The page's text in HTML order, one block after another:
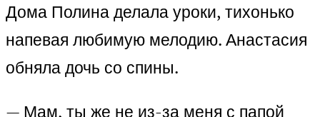
Дома Полина делала уроки, тихонько
напевая любимую мелодию. Анастасия
обняла дочь со спины.
— Мам, ты же не из-за меня с папой